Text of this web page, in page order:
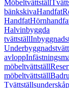
Möbeltvättställ
bänkskivaHandfat
Handfat
Halvinbyggda
tvättställ
avlopp
möbeltvättställ
möbeltvättställ
Tvättställsunderskåp